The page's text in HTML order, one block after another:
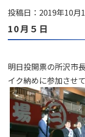
投稿日：2019年10月
10月５日
明日投開票の所沢市
イク納めに参加させ